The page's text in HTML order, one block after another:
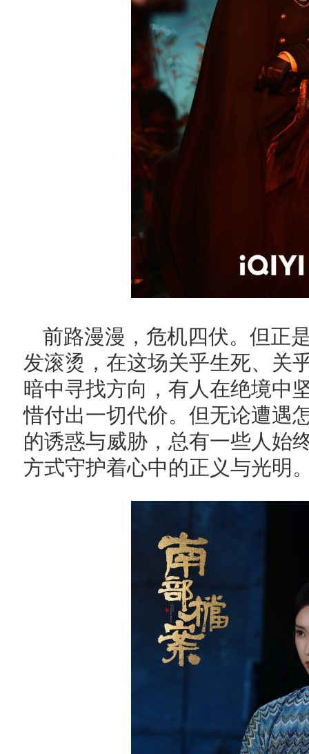
前路漫漫，危机四伏。但正
发滚烫，在这场关乎生死、关
暗中寻找方向，有人在绝境中
惜付出一切代价。但无论遭遇
的诱惑与威胁，总有一些人始
方式守护着心中的正义与光明